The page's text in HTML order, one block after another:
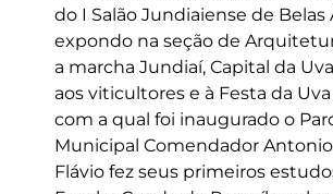
do I Salão Jundiaiense de Belas
expondo na seção de
a marcha Jundiaí, Capital da
aos viticultores e à Festa da Uva
com a qual foi inaugurado o
Municipal Comendador
Flávio fez seus primeiros